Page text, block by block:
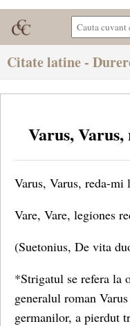
Citate latine -
Varus,
Varus, Varus, reda-mi
Vare, Vare, legiones
(Suetonius, De vita
*Strigatul se refera la
generalul roman
germanilor, a pierdut